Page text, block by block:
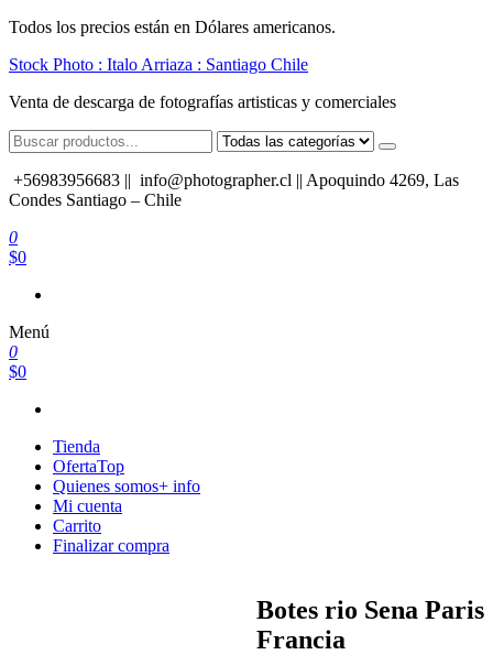
Saltar
contenido
Todos los precios están en Dólares americanos.
Stock Photo : Italo Arriaza : Santiago Chile
Venta de descarga de fotografías artisticas y comerciales
+56983956683 || info@photographer.cl || Apoquindo 4269, Las
Condes Santiago – Chile
0
$0
Menú
0
$0
Tienda
OfertaTop
Quienes somos+ info
Mi cuenta
Carrito
Finalizar compra
Botes rio Sena Paris
Francia